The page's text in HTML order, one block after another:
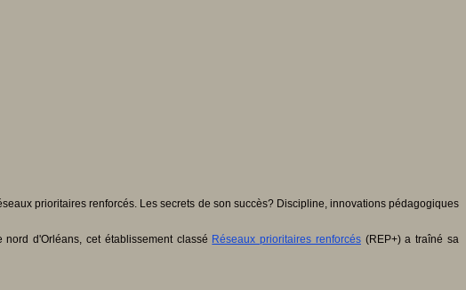
prioritaires renforcés. Les secrets de son succès? Discipline, innovations pédagogiques
d'Orléans, cet établissement classé Réseaux prioritaires renforcés(REP+) a traîné sa